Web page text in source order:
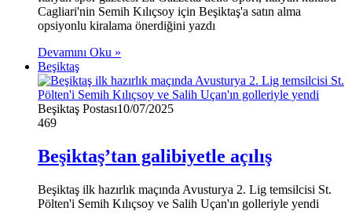
Cagliari'nin Semih Kılıçsoy için Beşiktaş'a satın alma
opsiyonlu kiralama önerdiğini yazdı
Devamını Oku »
Beşiktaş
Beşiktaş Postası10/07/2025
469
Beşiktaş’tan galibiyetle açılış
Beşiktaş ilk hazırlık maçında Avusturya 2. Lig temsilcisi St.
Pölten'i Semih Kılıçsoy ve Salih Uçan'ın golleriyle yendi